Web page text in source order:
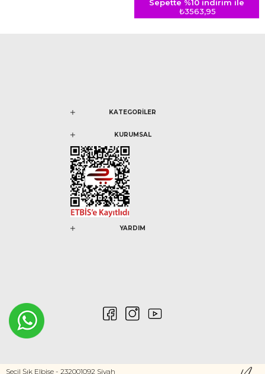
Sepette %10 indirim ile
₺3563,95
KATEGORİLER
KURUMSAL
YARDIM
Seçil Şık Elbise - 232001092 Siyah